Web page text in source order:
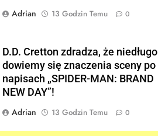
Adrian
13 Godzin Temu 0
D.D. Cretton zdradza, że niedługo
dowiemy się znaczenia sceny po
napisach „SPIDER-MAN: BRAND
NEW DAY”!
Adrian
13 Godzin Temu 0